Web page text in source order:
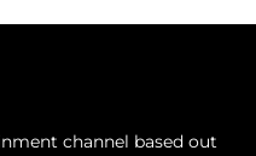
channel based out